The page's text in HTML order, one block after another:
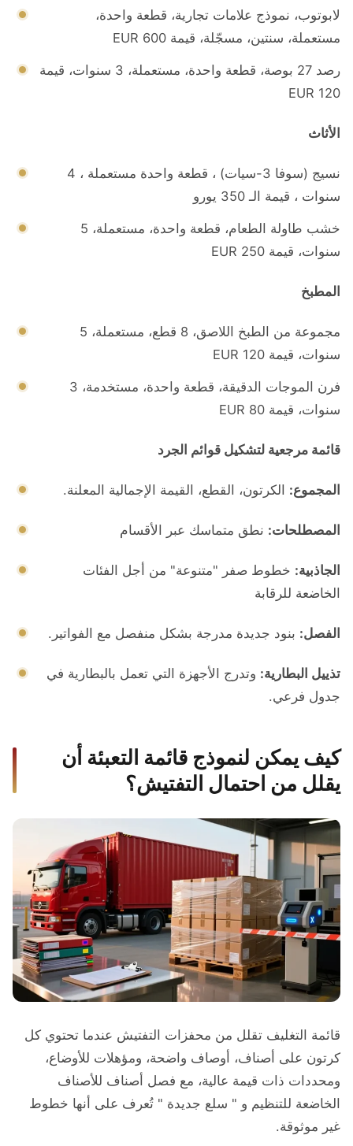
لابوتوب، نموذج علامات تجارية، قطعة واحدة،
مستعملة، سنتين، مسجّلة، قيمة EUR 600
رصد 27 بوصة، قطعة واحدة، مستعملة، 3 سنوات، قيمة
EUR 120
الأثاث
نسيج (سوفا 3-سيات) ، قطعة واحدة مستعملة ، 4
سنوات ، قيمة الـ 350 يورو
خشب طاولة الطعام، قطعة واحدة، مستعملة، 5
سنوات، قيمة EUR 250
المطبخ
مجموعة من الطبخ اللاصق، 8 قطع، مستعملة، 5
سنوات، قيمة EUR 120
فرن الموجات الدقيقة، قطعة واحدة، مستخدمة، 3
سنوات، قيمة EUR 80
قائمة مرجعية لتشكيل قوائم الجرد
المجموع:الكرتون، القطع، القيمة الإجمالية المعلنة.
المصطلحات:نطق متماسك عبر الأقسام
الجاذبية:خطوط صفر "متنوعة" من أجل الفئات
الخاضعة للرقابة
الفصل:بنود جديدة مدرجة بشكل منفصل مع الفواتير.
تذييل البطارية:وتدرج الأجهزة التي تعمل بالبطارية في
جدول فرعي.
كيف يمكن لنموذج قائمة التعبئة أن
يقلل من احتمال التفتيش؟
قائمة التغليف تقلل من محفزات التفتيش عندما تحتوي كل
كرتون على أصناف، أوصاف واضحة، ومؤهلات للأوضاع،
ومحددات ذات قيمة عالية، مع فصل أصناف للأصناف
الخاضعة للتنظيم و " سلع جديدة " تُعرف على أنها خطوط
غير موثوقة.